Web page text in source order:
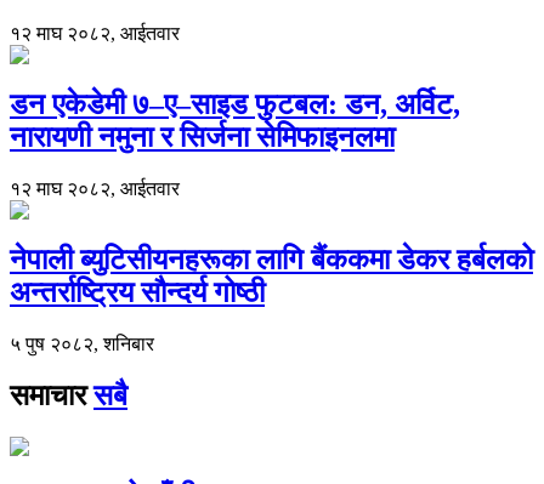
१२ माघ २०८२, आईतवार
डन एकेडेमी ७–ए–साइड फुटबल: डन, अर्विट,
नारायणी नमुना र सिर्जना सेमिफाइनलमा
१२ माघ २०८२, आईतवार
नेपाली ब्युटिसीयनहरूका लागि बैंककमा डेकर हर्बलको
अन्तर्राष्ट्रिय सौन्दर्य गोष्ठी
५ पुष २०८२, शनिबार
समाचार सबै